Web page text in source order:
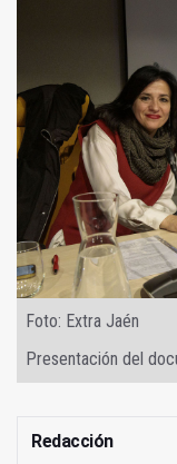
Foto: Extra Jaén
Presentación del
Redacción